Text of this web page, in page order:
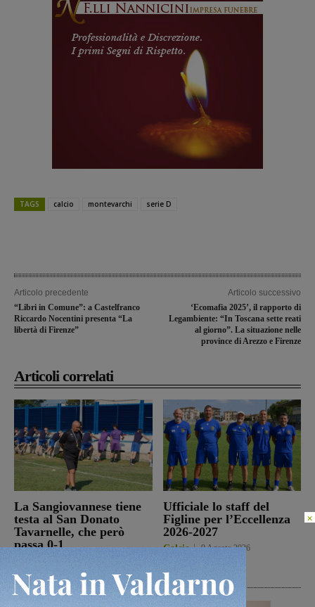
TAGS calcio montevarchi serie D
Articolo precedente
“Libri in Comune”: a Castelfranco
Riccardo Nocentini presenta “La
libertà di Firenze”
Articolo successivo
‘Ecomafia 2025’, il rapporto di
Legambiente: “In Toscana sette reati
al giorno”. La situazione nelle
province di Arezzo e Firenze
Articoli correlati
La Sangiovannese tiene
testa al San Donato
Tavarnelle, che però
passa 0-1
9 Agosto 2026
Ufficiale lo staff del
Figline per l’Eccellenza
2026-2027
Calcio 9 Agosto 2026
×